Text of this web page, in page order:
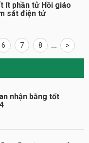
ít phần tử Hồi giáo
sát điện tử
6 7 8 ... >
nhận bằng tốt